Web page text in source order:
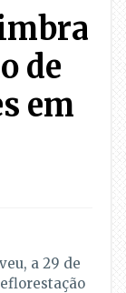
de
em
a 29 de